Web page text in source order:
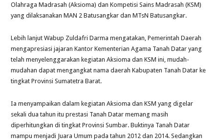
Olahraga Madrasah (Aksioma) dan Kompetisi Sains Madrasah (KSM)
yang dilaksanakan MAN 2 Batusangkar dan MTsN Batusangkar.
Lebih lanjut Wabup Zuldafri Darma mengatakan, Pemerintah Daerah
mengapresiasi jajaran Kantor Kementerian Agama Tanah Datar yang
telah menyelenggarakan kegiatan Aksioma dan KSM ini, mudah-
mudahan dapat mengangkat nama daerah Kabupaten Tanah Datar ke
tingkat Provinsi Sumatetra Barat.
Ia menyampaikan dalam kegiatan Aksioma dan KSM yang digelar
sekali dua tahun itu prestasi Tanah Datar memang masih
diperhitungkan di tingkat Provinsi Sumbar. Buktinya Tanah Datar
mampu menjadi Juara Umum pada tahun 2012 dan 2014. Sedangkan